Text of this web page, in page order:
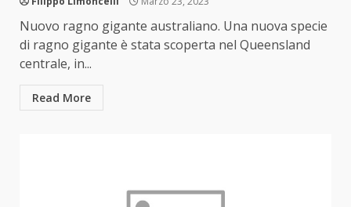
Nuovo ragno gigante australiano. Una nuova specie
di ragno gigante è stata scoperta nel Queensland
centrale, in...
Read More